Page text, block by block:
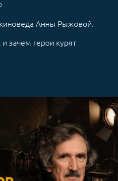
Анны Рыжовой.
зачем герои курят